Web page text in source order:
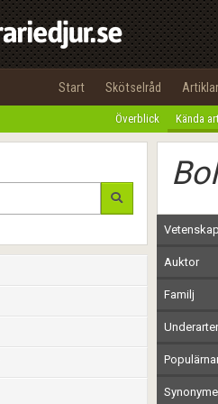
Start Skötselråd Artiklar
Överblick Kända
Auktor
Familj
Underarter